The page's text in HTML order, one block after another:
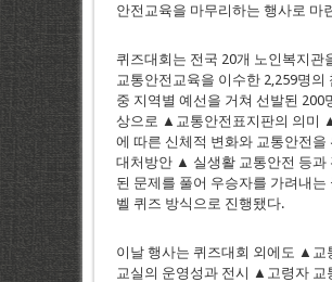
안전교육을 마무리하는 행사로 마
퀴즈대회는 전국 20개 노인복지관
교통안전교육을 이수한 2,259명의
중 지역별 예선을 거쳐 선발된 200
상으로 ▲교통안전표지판의 의미
에 따른 신체적 변화와 교통안전을
대처방안 ▲ 실생활 교통안전 등과
된 문제를 풀어 우승자를 가려내는
벨 퀴즈 방식으로 진행됐다.
이날 행사는 퀴즈대회 외에도 ▲교
교실의 운영성과 전시 ▲고령자 교